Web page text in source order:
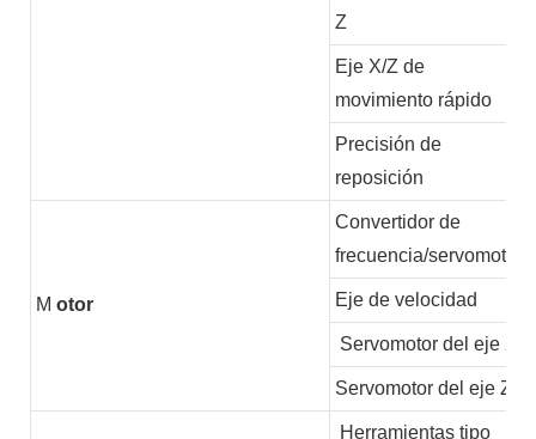
Z
Eje X/Z de
movimiento rápido
Precisión de
reposición
M otor
Convertidor de
frecuencia/servomotor
Eje de velocidad
Servomotor del eje X
Servomotor del eje Z
Herramientas tipo